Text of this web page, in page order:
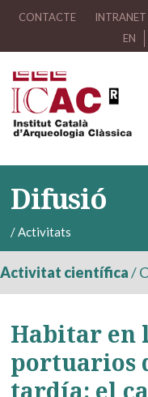
CONTACTE INTRANET
EN
Difusió
/Activitats
Activitat científica/
Habitar en
portuarios
tardía: el